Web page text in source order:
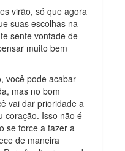
virão, só que agora
suas escolhas na
sente vontade de
muito bem
você pode acabar
mas no bom
vai dar prioridade a
coração. Isso não é
se force a fazer a
de maneira